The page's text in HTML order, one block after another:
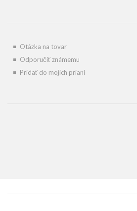
Otázka na tovar
Odporučiť známemu
Pridať do mojich prianí